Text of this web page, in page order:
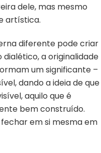
dele, mas mesmo
artística.
diferente pode criar
a originalidade
um significante –
dando a ideia de que
aquilo que é
bem construído.
em si mesma em